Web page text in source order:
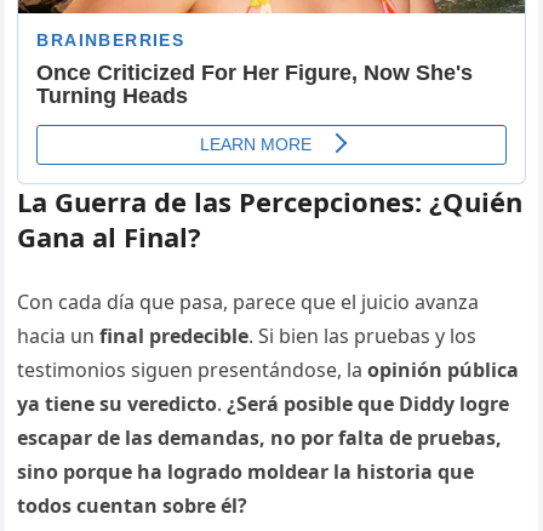
La Guerra de las Percepciones: ¿Quién
Gana al Final?
Con cada día que pasa, parece que el juicio avanza
hacia unfinal predecible. Si bien las pruebas y los
testimonios siguen presentándose, laopinión pública
ya tiene su veredicto.¿Será posible que Diddy logre
escapar de las demandas, no por falta de pruebas,
sino porque ha logrado moldear la historia que
todos cuentan sobre él?